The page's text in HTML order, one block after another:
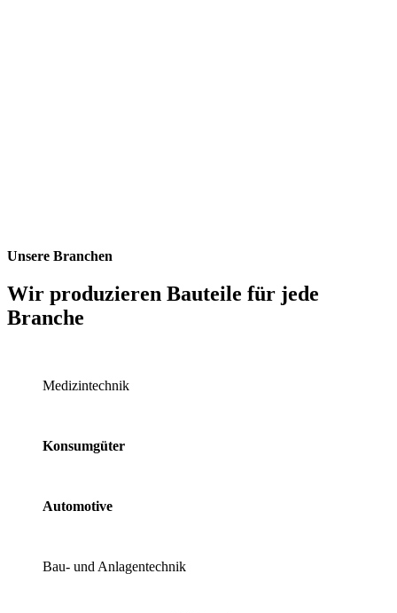
Unsere Branchen
Wir produzieren Bauteile für jede
Branche
Medizintechnik
Konsumgüter
Automotive
Bau- und Anlagentechnik